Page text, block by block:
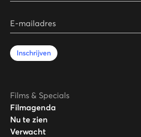
E-mailadres
Inschrijven
Films & Specials
Filmagenda
Nu te zien
Verwacht